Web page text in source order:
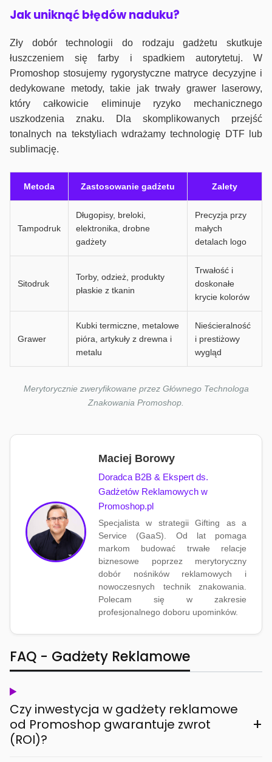
Jak uniknąć błędów naduku?
Zły dobór technologii do rodzaju gadżetu skutkuje
łuszczeniem się farby i spadkiem autorytetuj. W
Promoshop stosujemy rygorystyczne matryce decyzyjne i
dedykowane metody, takie jak trwały grawer laserowy,
który całkowicie eliminuje ryzyko mechanicznego
uszkodzenia znaku. Dla skomplikowanych przejść
tonalnych na tekstyliach wdrażamy technologię DTF lub
sublimację.
Metoda Zastosowanie gadżetu Zalety
Tampodruk
Długopisy, breloki,
elektronika, drobne
gadżety
Precyzja przy
małych
detalach logo
Sitodruk
Torby, odzież, produkty
płaskie z tkanin
Trwałość i
doskonałe
krycie kolorów
Grawer
Kubki termiczne, metalowe
pióra, artykuły z drewna i
metalu
Nieścieralność
i prestiżowy
wygląd
Merytorycznie zweryfikowane przez Głównego Technologa
Znakowania Promoshop.
Maciej Borowy
Doradca B2B & Ekspert ds.
Gadżetów Reklamowych w
Promoshop.pl
Specjalista w strategii Gifting as a
Service (GaaS). Od lat pomaga
markom budować trwałe relacje
biznesowe poprzez merytoryczny
dobór nośników reklamowych i
nowoczesnych technik znakowania.
Polecam się w zakresie
profesjonalnego doboru upominków.
FAQ - Gadżety Reklamowe
Czy inwestycja w gadżety reklamowe
od Promoshop gwarantuje zwrot
(ROI)?
+